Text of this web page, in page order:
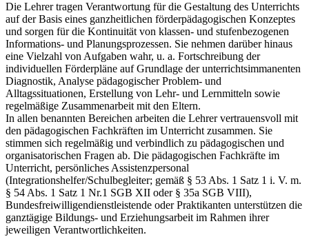
Die Lehrer tragen Verantwortung für die Gestaltung des Unterrichts
auf der Basis eines ganzheitlichen förderpädagogischen Konzeptes
und sorgen für die Kontinuität von klassen- und stufenbezogenen
Informations- und Planungsprozessen. Sie nehmen darüber hinaus
eine Vielzahl von Aufgaben wahr, u. a. Fortschreibung der
individuellen Förderpläne auf Grundlage der unterrichtsimmanenten
Diagnostik, Analyse pädagogischer Problem- und
Alltagssituationen, Erstellung von Lehr- und Lernmitteln sowie
regelmäßige Zusammenarbeit mit den Eltern.
In allen benannten Bereichen arbeiten die Lehrer vertrauensvoll mit
den pädagogischen Fachkräften im Unterricht zusammen. Sie
stimmen sich regelmäßig und verbindlich zu pädagogischen und
organisatorischen Fragen ab. Die pädagogischen Fachkräfte im
Unterricht, persönliches Assistenzpersonal
(Integrationshelfer/Schulbegleiter; gemäß § 53 Abs. 1 Satz 1 i. V. m.
§ 54 Abs. 1 Satz 1 Nr.1 SGB XII oder § 35a SGB VIII),
Bundesfreiwilligendienstleistende oder Praktikanten unterstützen die
ganztägige Bildungs- und Erziehungsarbeit im Rahmen ihrer
jeweiligen Verantwortlichkeiten.